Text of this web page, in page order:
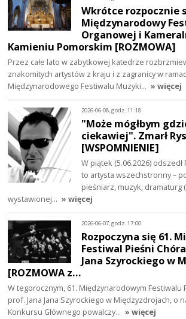
Wkrótce rozpocznie
Międzynarodowy
Organowej i
Kamieniu Pomorskim [ROZMOWA]
Przez całe lato w zabytkowej katedrze
znakomitych artystów z kraju i z zagranicy w
Międzynarodowego Festiwalu Muzyki… » więcej
2026-06-08, godz. 11:18
"Może mógłbym
ciekawiej". Zmarł
[WSPOMNIENIE]
W piątek (5.06.2026) odszedł
to artysta wszechstronny –
pieśniarz, muzyk, dramaturg
wystawionej… » więcej
2026-06-07, godz. 17:00
Rozpoczyna się 61.
Festiwal Pieśni
Jana Szyrockiego w
[ROZMOWA z…
W tegorocznym, 61. Międzynarodowym Festiwalu
prof. Jana Jana Szyrockiego w Międzyzdrojach, o
Konkursu Głównego powalczy… » więcej